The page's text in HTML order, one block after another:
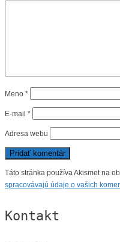
Meno *
E-mail *
Adresa webu
Táto stránka používa Akismet na
spracovávajú údaje o vašich
Kontakt